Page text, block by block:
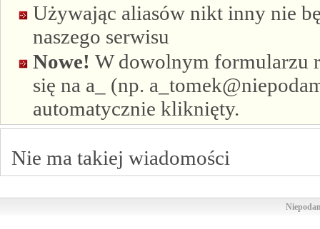
Używając aliasów nikt inny nie
naszego serwisu
Nowe! W dowolnym formularzu
się na a_ (np.
automatycznie kliknięty.
Nie ma takiej wiadomości